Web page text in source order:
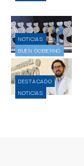
NOTICIAS
BUEN GOBIERNO
DESTACADO
NOTICIAS